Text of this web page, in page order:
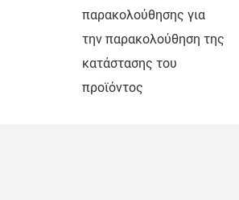
παρακολούθησης για
την παρακολούθηση της
κατάστασης του
προϊόντος